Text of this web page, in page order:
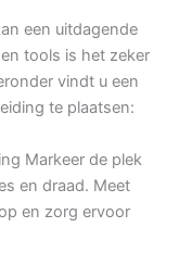
een uitdagende
tools is het zeker
vindt u een
te plaatsen:
Markeer de plek
en draad. Meet
en zorg ervoor